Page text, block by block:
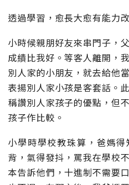
透過學習，愈長大愈有能力
小時候親朋好友來串門子，
成績比我好。等客人離開，
別人家的小朋友，就去給他
表揚別人家小孩是客套話。
稱讚別人家孩子的優點，但
孩子作比較。
小學時學校教珠算，爸媽
背，氣得發抖，罵我在學校
本告訴他們，十進制不需要